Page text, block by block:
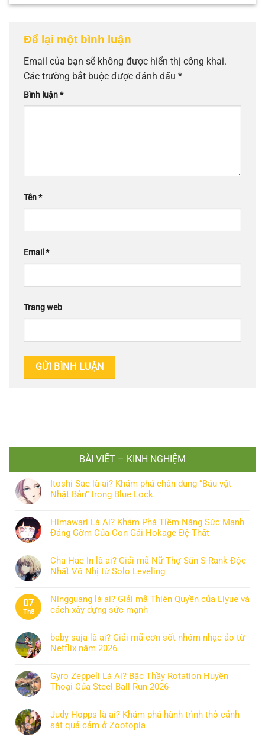
Để lại một bình luận
Email của bạn sẽ không được hiển thị công khai.
Các trường bắt buộc được đánh dấu *
Bình luận*
Tên*
Email *
Trang web
BÀI VIẾT – KINH NGHIỆM
Itoshi Sae là ai? Khám phá chân dung “Báu vật
Nhật Bản” trong Blue Lock
Himawari Là Ai? Khám Phá Tiềm Năng Sức Mạnh
Đáng Gờm Của Con Gái Hokage Đệ Thất
Cha Hae In là ai? Giải mã Nữ Thợ Săn S-Rank Độc
Nhất Vô Nhị từ Solo Leveling
07
Th8
Ningguang là ai? Giải mã Thiên Quyền của Liyue và
cách xây dựng sức mạnh
baby saja là ai? Giải mã cơn sốt nhóm nhạc ảo từ
Netflix năm 2026
Gyro Zeppeli Là Ai? Bậc Thầy Rotation Huyền
Thoại Của Steel Ball Run 2026
Judy Hopps là ai? Khám phá hành trình thỏ cảnh
sát quả cảm ở Zootopia